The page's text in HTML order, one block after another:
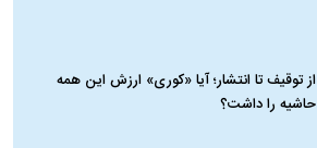
از توقیف تا انتشار؛ آیا «کوری» ارزش این همه
حاشیه را داشت؟